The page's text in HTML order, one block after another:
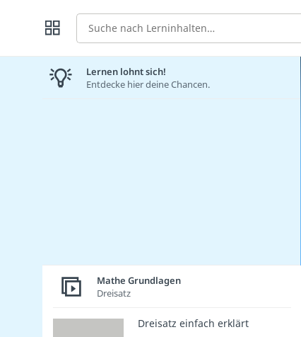
Suche
Lernen lohnt sich!
Entdecke hier deine Chancen.
Mathe Grundlagen
Dreisatz
Dreisatz einfach erklärt